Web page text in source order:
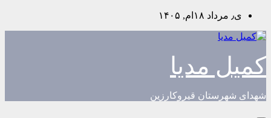
Skip
content
ی٫ مرداد ۱۸ام, ۱۴۰۵
کمیل مدیا
شهدای شهرستان قیروکارزین